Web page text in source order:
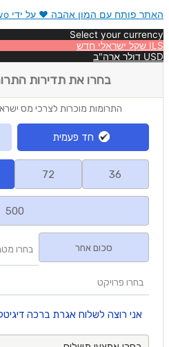
האתר פותח עם המון אהבה ❤ על ידי Wivo
Select your currency
ILS שקל ישראלי חדש
USD דולר ארה"ב